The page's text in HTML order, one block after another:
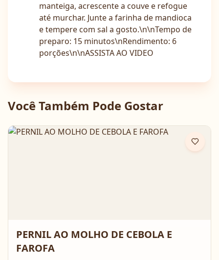
manteiga, acrescente a couve e refogue
até murchar. Junte a farinha de mandioca
e tempere com sal a gosto.\n\nTempo de
preparo: 15 minutos\nRendimento: 6
porções\n\nASSISTA AO VIDEO
Você Também Pode Gostar
PERNIL AO MOLHO DE CEBOLA E
FAROFA